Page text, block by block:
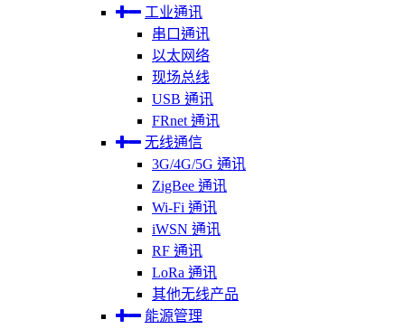
工业通讯
串口通讯
以太网络
现场总线
USB 通讯
FRnet 通讯
无线通信
3G/4G/5G 通讯
ZigBee 通讯
Wi-Fi 通讯
iWSN 通讯
RF 通讯
LoRa 通讯
其他无线产品
能源管理